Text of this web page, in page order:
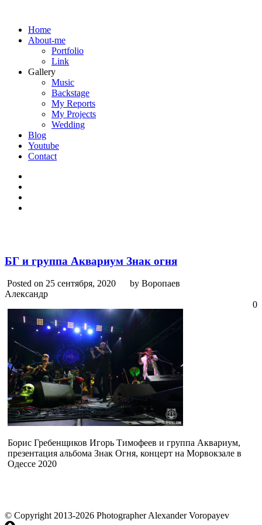
Home
About-me
Portfolio
Link
Gallery
Music
Backstage
My Reports
My Projects
Wedding
Blog
Youtube
Contact
БГ и группа Аквариум Знак огня
Posted on 25 сентября, 2020
by Воропаев
Александр
0
Борис Гребенщиков Игорь Тимофеев и группа Аквариум,
презентация альбома Знак Огня, концерт на Морвокзале в
Одессе 2020
© Copyright 2013-2026 Photographer Alexander Voropayev